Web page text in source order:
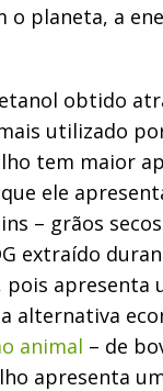
o planeta, a
obtido
utilizado
tem maior
ele
– grãos
extraído
pois apresenta
alternativa
animal – de
apresenta